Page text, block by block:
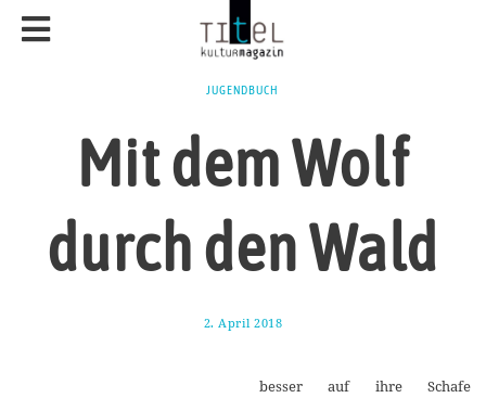
JUGENDBUCH
Mit dem Wolf
durch den Wald
2. April 2018
a
besser auf ihre Schafe